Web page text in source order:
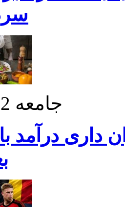
جامعه 2 تیر 1405
درآمد